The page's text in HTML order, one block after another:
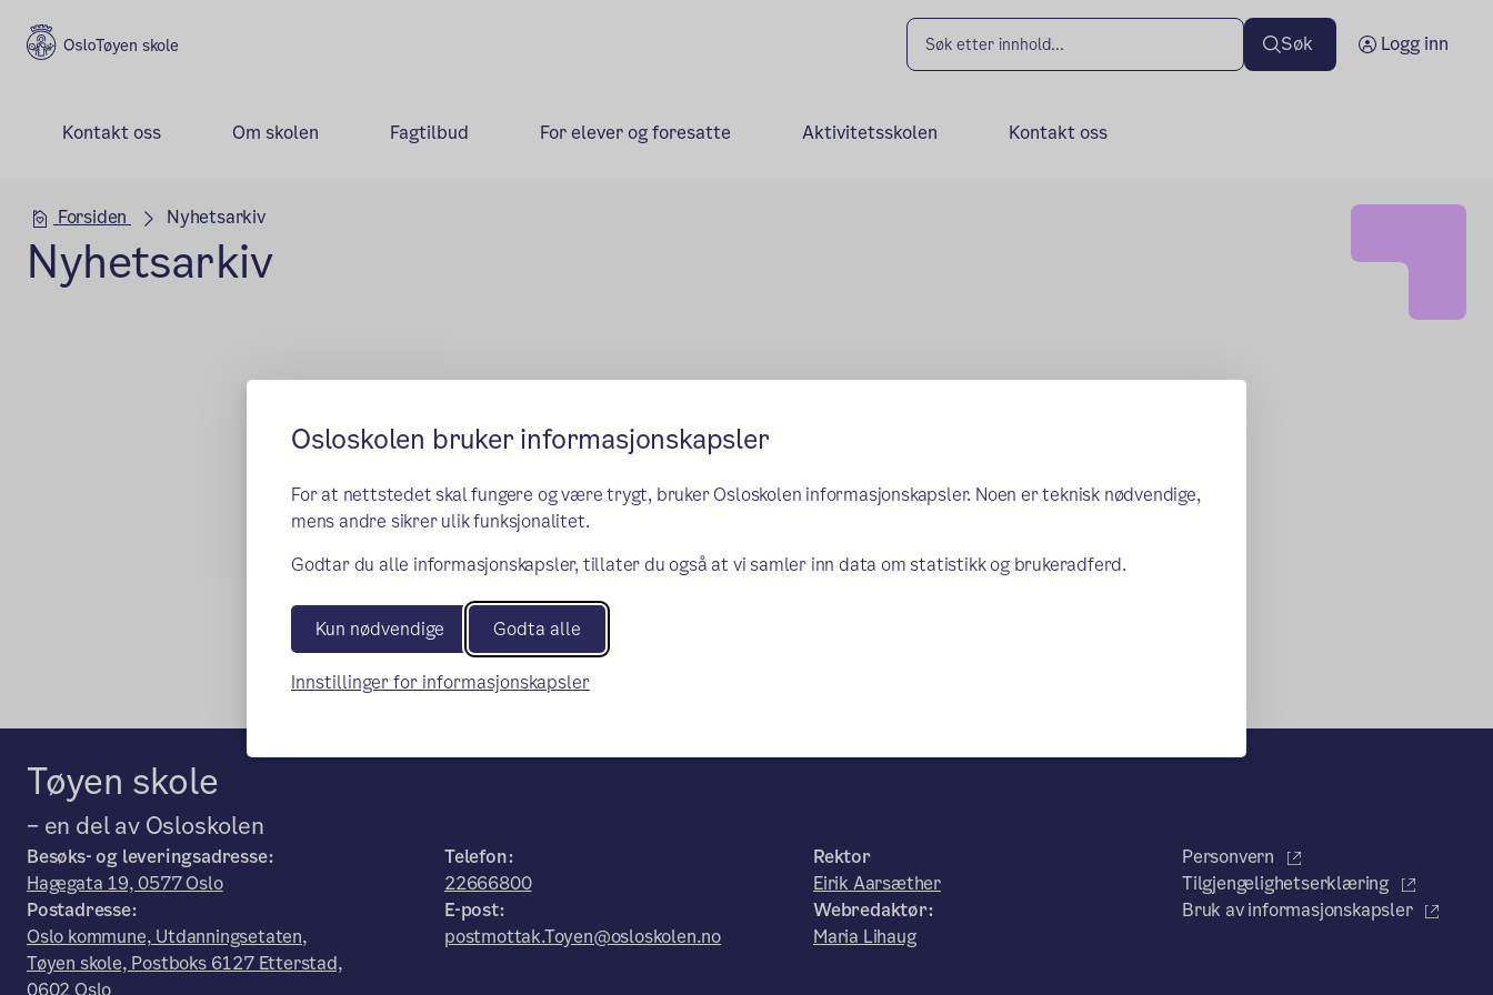
Osloskolen bruker informasjonskapsler
For at nettstedet skal fungere og være trygt, bruker Osloskolen informasjonskapsler. Noen er teknisk nødvendige,
mens andre sikrer ulik funksjonalitet.
Godtar du alle informasjonskapsler, tillater du også at vi samler inn data om statistikk og brukeradferd.
Kun nødvendige Godta alle
Innstillinger for informasjonskapsler
Tøyen skole Søk Logg inn
Kontakt oss Om skolen Fagtilbud For elever og foresatte Aktivitetsskolen Kontakt oss
Hovedseksjon
Forsiden Nyhetsarkiv
Nyhetsarkiv
Tøyen skole
– en del av Osloskolen
Besøks- og leveringsadresse:
Hagegata 19, 0577 Oslo
Postadresse:
Oslo kommune, Utdanningsetaten,
Tøyen skole, Postboks 6127 Etterstad,
Telefon:
22666800
E-post:
postmottak.Toyen@osloskolen.no
Rektor
Eirik Aarsæther
Webredaktør:
Maria Lihaug
Personvern
Tilgjengelighetserklæring
Bruk av informasjonskapsler